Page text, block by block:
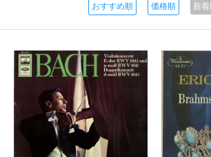
おすすめ順 価格順 新着